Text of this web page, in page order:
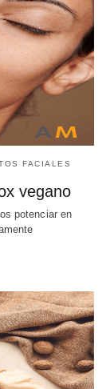
FACIALES
vegano
potenciar en